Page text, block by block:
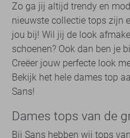
Zo ga jij altijd trendy en
nieuwste collectie tops zijn
jou bij! Wil jij de look
schoenen? Ook dan ben je
Creëer jouw perfecte look
Bekijk het hele dames top
Sans!
Dames tops van de
Bij Sans hebben wij tops